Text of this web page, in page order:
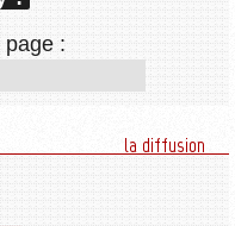
:
la diffusion